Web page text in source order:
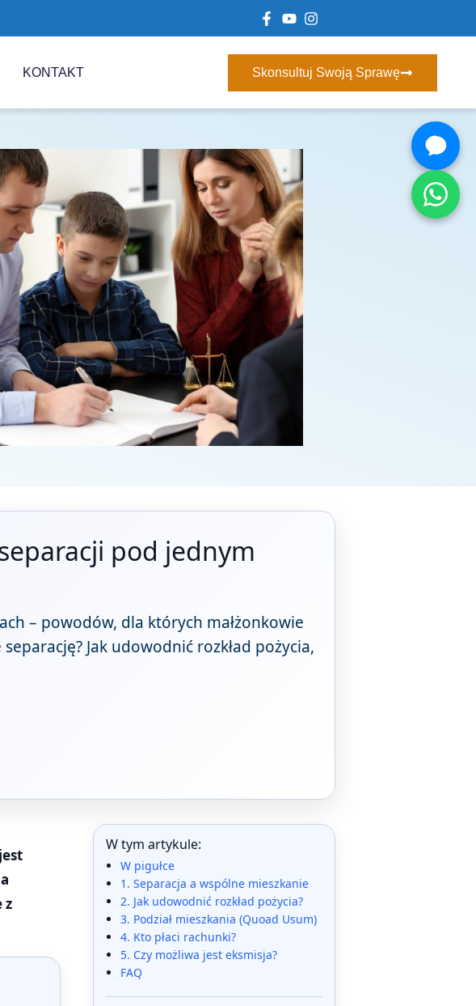
KONTAKT Skonsultuj Swoją Sprawę
pod jednym
– powodów, dla których małżonkowie
Jak udowodnić rozkład pożycia,
z
W tym artykule:
W pigułce
1. Separacja a wspólne mieszkanie
2. Jak udowodnić rozkład pożycia?
3. Podział mieszkania (Quoad Usum)
4. Kto płaci rachunki?
5. Czy możliwa jest eksmisja?
FAQ